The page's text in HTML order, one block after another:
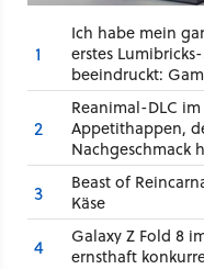
1
Ich habe mein
erstes
beeindruckt:
2
Reanimal-DLC
Appetithappen,
Nachgeschmack
3
Beast of
Käse
4
Galaxy Z Fold 8
ernsthaft